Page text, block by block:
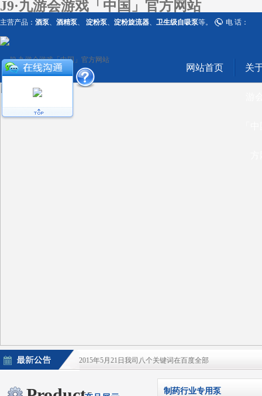
J9·九游会游戏「中国」官方网站
主营产品： 酒泵、 酒精泵、 淀粉泵、 淀粉旋流器、 卫生级自吸泵等。 电 话：
网站首页 关
2015年5月21日我司八个关键词在百度全部
2015年5月21日酒泵百度排名上升
制药行业专用泵